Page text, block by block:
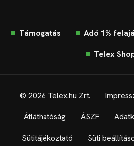
Támogatás Adó 1%
Telex
© 2026 Telex.hu Zrt.
Átláthatóság ÁSZF
Sütitájékoztató Süti